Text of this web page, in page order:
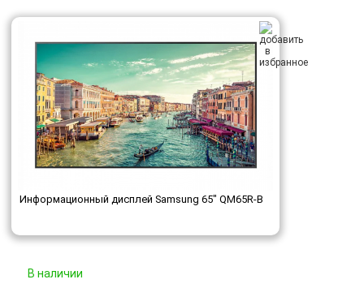
Информационный дисплей Samsung 65" QM65R-B
В наличии